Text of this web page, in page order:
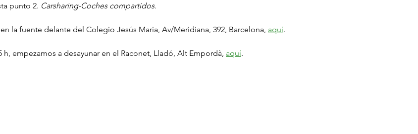
punto 2. Carsharing-Coches compartidos.
la fuente delante del Colegio Jesús Maria, Av/Meridiana, 392, Barcelona, aquí.
h, empezamos a desayunar en el Raconet, Lladó, Alt Empordà, aquí.